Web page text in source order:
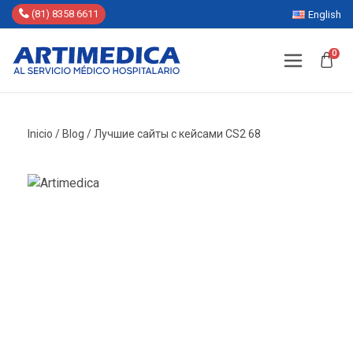
(81) 8358 6611 English
0
Inicio / Blog / Лучшие сайты с кейсами CS2 68